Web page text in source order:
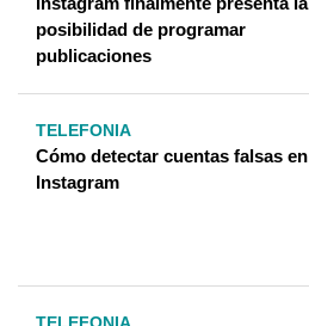
posibilidad de programar
publicaciones
TELEFONIA
Cómo detectar cuentas falsas en
Instagram